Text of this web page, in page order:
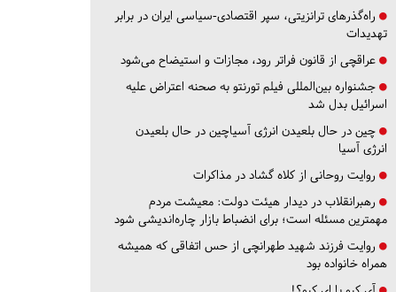
راه‌گذرهای ترانزیتی، سپر اقتصادی-سیاسی ایران در برابر
تهدیدات
عراقچی از قانون فراتر رود، مجازات و استیضاح می‌شود
جشنواره بین‌المللی فیلم تورنتو به صحنه اعتراض علیه
اسرائیل بدل شد
چین در حال بلعیدن انرژی آسیاچین در حال بلعیدن
انرژی آسیا
روایت روحانی از کلاه گشاد در مذاکرات
رهبرانقلاب در دیدار هیئت دولت: معیشت مردم
مهمترین مسئله است؛ برای انضباط بازار چاره‌اندیشی شود
روایت فرزند شهید طهرانچی از حس اتفاقی که همیشه
همراه خانواده بود